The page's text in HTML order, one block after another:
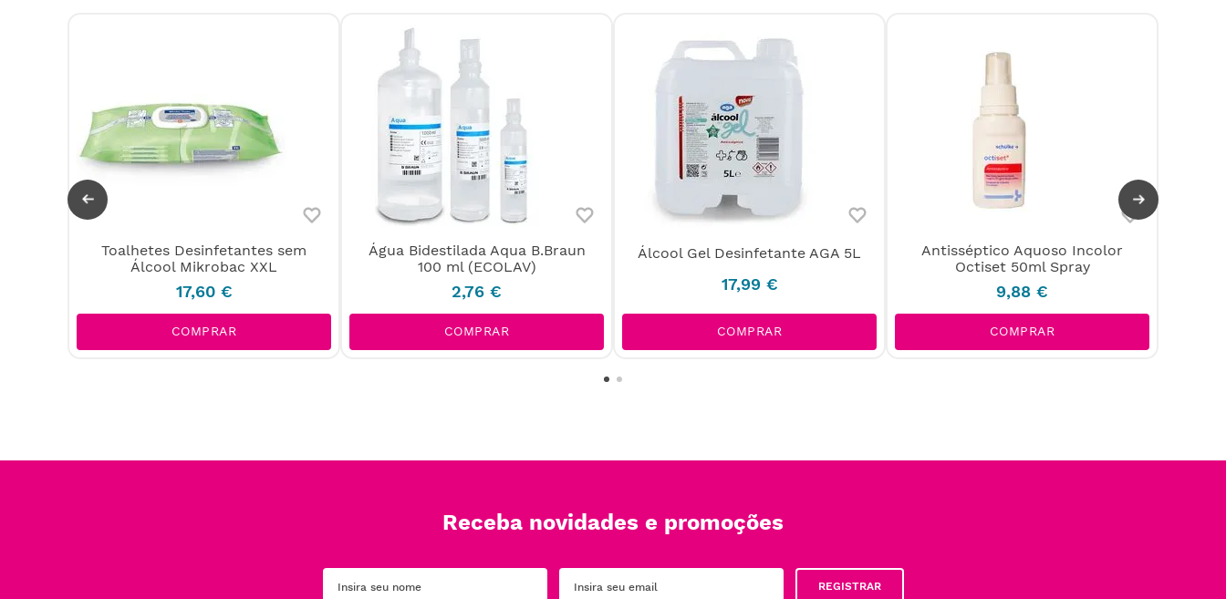
Toalhetes Desinfetantes sem
Álcool Mikrobac XXL
17,60 €
COMPRAR
Água Bidestilada Aqua B.Braun
100 ml (ECOLAV)
2,76 €
COMPRAR
Álcool Gel Desinfetante AGA 5L
17,99 €
COMPRAR
Antisséptico Aquoso Incolor
Octiset 50ml Spray
9,88 €
COMPRAR
Receba novidades e promoções
REGISTRAR